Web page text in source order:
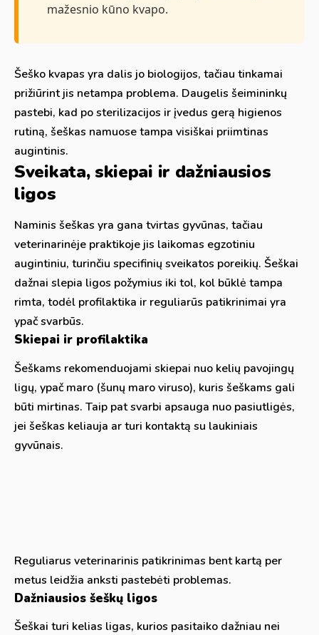
mažesnio kūno kvapo.
Šeško kvapas yra dalis jo biologijos, tačiau tinkamai
prižiūrint jis netampa problema. Daugelis šeimininkų
pastebi, kad po sterilizacijos ir įvedus gerą higienos
rutiną, šeškas namuose tampa visiškai priimtinas
augintinis.
Sveikata, skiepai ir dažniausios
ligos
Naminis šeškas yra gana tvirtas gyvūnas, tačiau
veterinarinėje praktikoje jis laikomas egzotiniu
augintiniu, turinčiu specifinių sveikatos poreikių. Šeškai
dažnai slepia ligos požymius iki tol, kol būklė tampa
rimta, todėl profilaktika ir reguliarūs patikrinimai yra
ypač svarbūs.
Skiepai ir profilaktika
Šeškams rekomenduojami skiepai nuo kelių pavojingų
ligų, ypač maro (šunų maro viruso), kuris šeškams gali
būti mirtinas. Taip pat svarbi apsauga nuo pasiutligės,
jei šeškas keliauja ar turi kontaktą su laukiniais
gyvūnais.
Reguliarus veterinarinis patikrinimas bent kartą per
metus leidžia anksti pastebėti problemas.
Dažniausios šeškų ligos
Šeškai turi kelias ligas, kurios pasitaiko dažniau nei